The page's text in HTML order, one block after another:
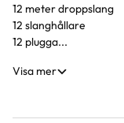
12 meter droppslang
12 slanghållare
12 plugga...
Visa mer